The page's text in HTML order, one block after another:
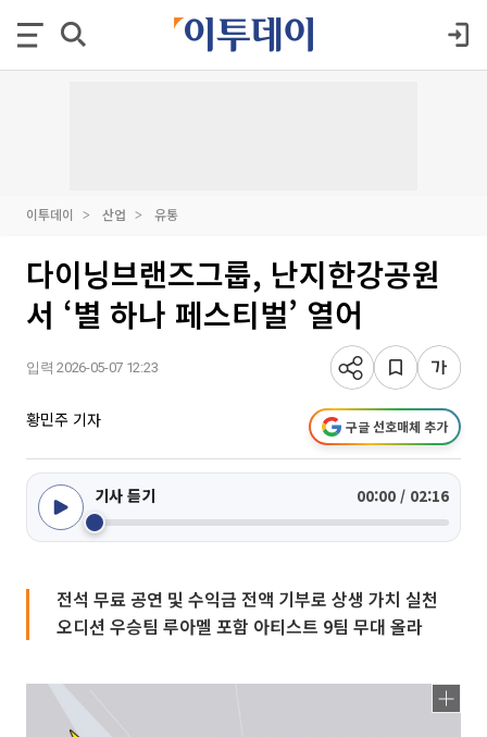
이투데이 산업 유통
다이닝브랜즈그룹, 난지한강공원
서 ‘별 하나 페스티벌’ 열어
입력 2026-05-07 12:23
황민주 기자 구글 선호매체 추가
기사 듣기 00:00 / 02:16
전석 무료 공연 및 수익금 전액 기부로 상생 가치 실천
오디션 우승팀 루아멜 포함 아티스트 9팀 무대 올라